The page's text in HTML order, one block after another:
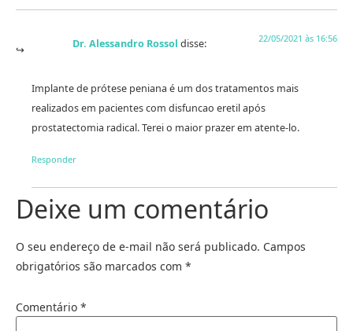
Dr. Alessandro Rossol disse: 22/05/2021 às 16:56
Implante de prótese peniana é um dos tratamentos mais
realizados em pacientes com disfuncao eretil após
prostatectomia radical. Terei o maior prazer em atente-lo.
Responder
Deixe um comentário
O seu endereço de e-mail não será publicado. Campos
obrigatórios são marcados com *
Comentário *